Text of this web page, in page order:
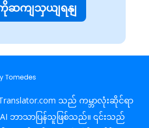
ဆကျသှယျရနျ
သည် ကမ္ဘာလုံးဆိုင်ရာ
ာသာပြန်သူဖြစ်သည်။ ၎င်းသည်